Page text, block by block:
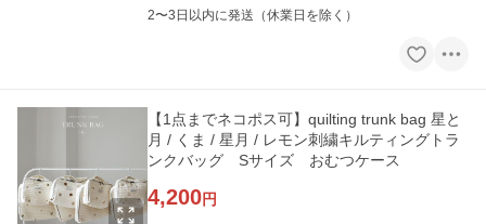
2〜3日以内に発送（休業日を除く）
【1点までネコポス可】quilting trunk bag 星と
月 / くま / 星月 / レモン刺繍キルティングトラ
ンクバッグ Sサイズ おむつケース
4,200円